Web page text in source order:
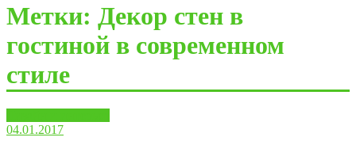
Метки: Декор стен в
гостиной в современном
стиле
04.01.2017